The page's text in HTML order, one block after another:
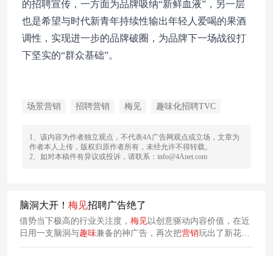
的招聘宣传，一方面为品牌吸纳“新鲜血液”，另一层
也是希望与时代新青年持续性输出年轻人爱喝的果酒
调性，实现进一步的品牌破圈，为品牌下一场战役打
下坚实的“群众基础”。
场景营销 招聘营销 梅见 趣味化招聘TVC
1、该内容为作者独立观点，不代表4A广告网观点或立场，文章为
作者本人上传，版权归原作者所有，未经允许不得转载。
2、如对本稿件有异议或投诉，请联系：info@4Anet.com
脑洞大开！ 梅见招聘广告绝了
借势当下极高的行业关注度， 梅见以创意驱动内容价值，在近
日用一支脑洞与趣味兼备的神广告，再次把营销玩出了新花
样。